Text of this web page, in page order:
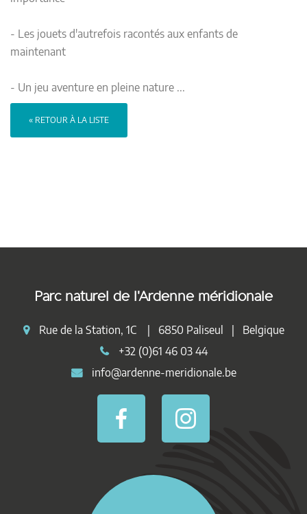
- Les jouets d'autrefois racontés aux enfants de
maintenant
- Un jeu aventure en pleine nature ...
« RETOUR À LA LISTE
Parc naturel de l'Ardenne méridionale
Rue de la Station, 1C | 6850 Paliseul | Belgique
+32 (0)61 46 03 44
info@ardenne-meridionale.be